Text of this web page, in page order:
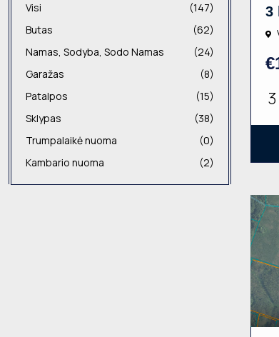
Visi
(147)
Butas
(62)
Namas, Sodyba, Sodo Namas
(24)
Garažas
(8)
Patalpos
(15)
Sklypas
(38)
Trumpalaikė nuoma
(0)
Kambario nuoma
(2)
3